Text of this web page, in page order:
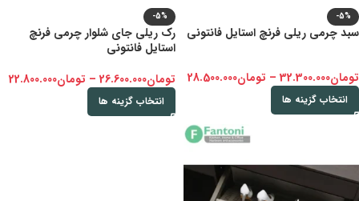
-5%
سبد چرمی ریلی فرنچ استایل فانتونی
تومان32.300.000
– تومان28.500.000
انتخاب گزینه ها
-5%
رک ریلی جای شلوار چرمی فرنچ
استایل فانتونی
تومان26.600.000
– تومان22.800.000
انتخاب گزینه ها